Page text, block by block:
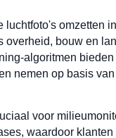
omzetten
overheid, bouw en
algoritmen
nemen op basis
voor
waardoor